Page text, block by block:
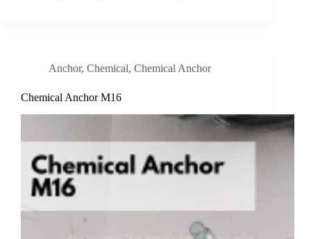
Anchor, Chemical, Chemical Anchor
Chemical Anchor M16